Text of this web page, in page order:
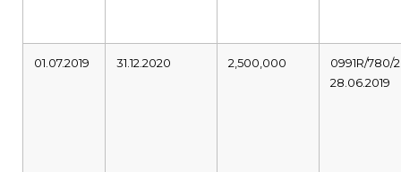
01.07.2019 31.12.2020 2,500,000
0991R/780/
28.06.2019